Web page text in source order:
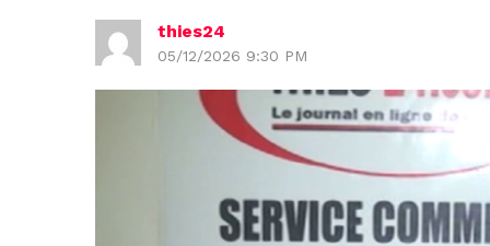
thies24
05/12/2026 9:30 PM